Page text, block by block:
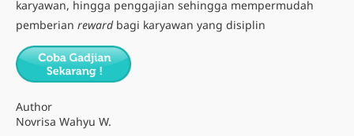
karyawan, hingga penggajian sehingga mempermudah
pemberian reward bagi karyawan yang disiplin
Author
Novrisa Wahyu W.